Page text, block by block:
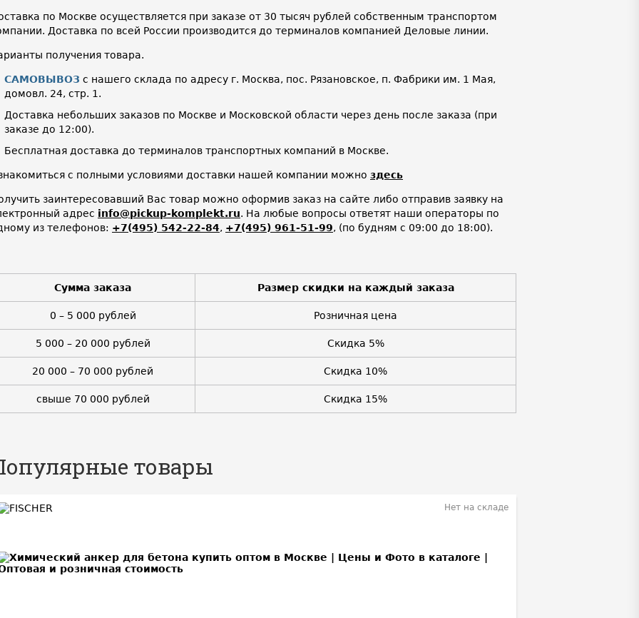
по Москве осуществляется при заказе от 30 тысяч рублей собственным транспортом
Доставка по всей России производится до терминалов компанией Деловые линии.
получения товара.
САМОВЫВОЗ с нашего склада по адресу г. Москва, пос. Рязановское, п. Фабрики им. 1 Мая,
домовл. 24, стр. 1.
Доставка небольших заказов по Москве и Московской области через день после заказа (при
заказе до 12:00).
Бесплатная доставка до терминалов транспортных компаний в Москве.
с полными условиями доставки нашей компании можно здесь
заинтересовавший Вас товар можно оформив заказ на сайте либо отправив заявку на
адрес info@pickup-komplekt.ru. На любые вопросы ответят наши операторы по
из телефонов: +7(495) 542-22-84, +7(495) 961-51-99, (по будням с 09:00 до 18:00).
Сумма заказа Размер скидки на каждый заказа
0 – 5 000 рублей Розничная цена
5 000 – 20 000 рублей Скидка 5%
20 000 – 70 000 рублей Скидка 10%
свыше 70 000 рублей Скидка 15%
товары
Нет на складе